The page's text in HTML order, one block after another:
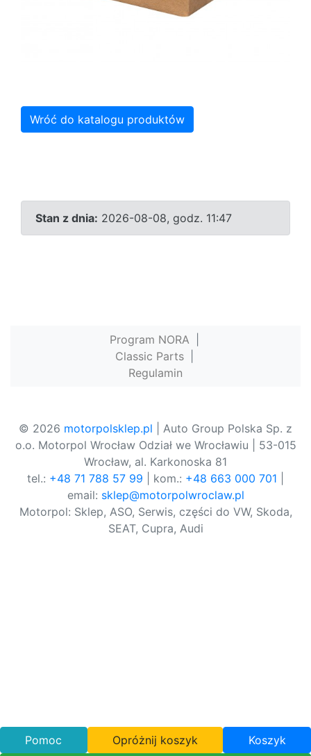
Wróć do katalogu produktów
Stan z dnia: 2026-08-08, godz. 11:47
Program NORA
Classic Parts
Regulamin
© 2026 motorpolsklep.pl | Auto Group Polska Sp. z
o.o. Motorpol Wrocław Odział we Wrocławiu | 53-015
Wrocław, al. Karkonoska 81
tel.: +48 71 788 57 99 | kom.: +48 663 000 701
email: sklep@motorpolwroclaw.pl
Motorpol: Sklep, ASO, Serwis, części do VW, Skoda,
SEAT, Cupra, Audi
Pomoc Opróżnij koszyk Koszyk